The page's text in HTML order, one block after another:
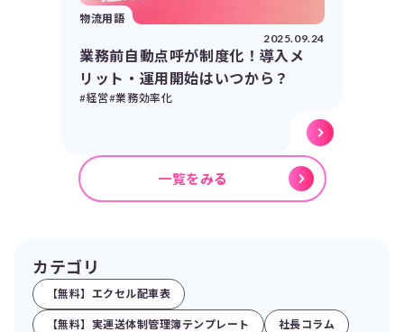
物流用語
2025.09.24
業務前自動点呼が制度化！導入メ
リット・運用開始はいつから？
#経営#業務効率化
一覧をみる
カテゴリ
【無料】エクセル配車表
【無料】実運送体制管理簿テンプレート 社長コラム